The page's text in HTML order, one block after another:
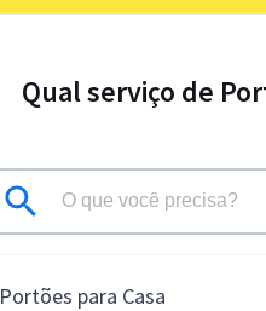
Qual serviço de
Portões para Casa